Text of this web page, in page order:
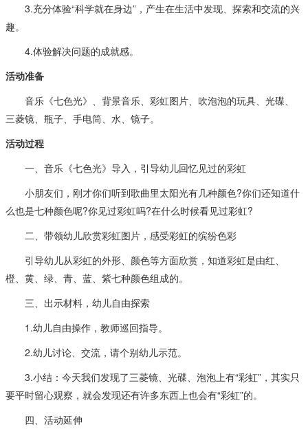
3.充分体验“科学就在身边”，产生在生活中发现、探索和交流的兴
趣。
4.体验解决问题的成就感。
活动准备
音乐《七色光》、背景音乐、彩虹图片、吹泡泡的玩具、光碟、
三菱镜、瓶子、手电筒、水、镜子。
活动过程
一、音乐《七色光》导入，引导幼儿回忆见过的彩虹
小朋友们，刚才你们听到歌曲里太阳光有几种颜色?你们还知道什
么也是七种颜色呢?你见过彩虹吗?在什么时候看见过彩虹?
二、带领幼儿欣赏彩虹图片，感受彩虹的缤纷色彩
引导幼儿从彩虹的外形、颜色等方面欣赏，知道彩虹是由红、
橙、黄、绿、青、蓝、紫七种颜色组成的。
三、出示材料，幼儿自由探索
1.幼儿自由操作，教师巡回指导。
2.幼儿讨论、交流，请个别幼儿示范。
3.小结：今天我们发现了三菱镜、光碟、泡泡上有“彩虹”，其实只
要平时留心观察，就会发现还有许多东西上也会有“彩虹”的。
四、活动延伸